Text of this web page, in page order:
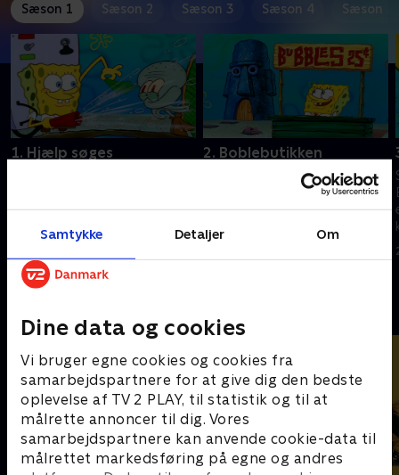
Samtykke Detaljer Om
Dine data og cookies
Vi bruger egne cookies og cookies fra
samarbejdspartnere for at give dig den bedste
oplevelse af TV 2 PLAY, til statistik og til at
målrette annoncer til dig. Vores
samarbejdspartnere kan anvende cookie-data til
målrettet markedsføring på egne og andres
Sæson 1 Sæson 2 Sæson 3 Sæson 4 Sæson 5
1. Hjælp søges
Sandy for første gang.
25. august 2023 • 22 min
2. Boblebutikken
SvampeBob viser sit talent for
bobleblæsning. I et forsøg på
at imponere Sandy revner hans